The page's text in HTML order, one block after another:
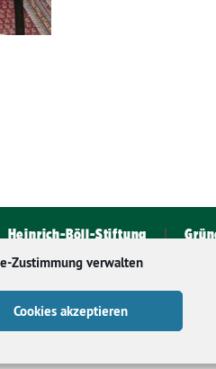
Zustimmung verwalten
Cookies akzeptieren
Heinrich-Böll-Stiftung